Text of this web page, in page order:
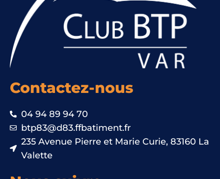
Contactez-nous
04 94 89 94 70
btp83@d83.ffbatiment.fr
235 Avenue Pierre et Marie Curie, 83160 La
Valette